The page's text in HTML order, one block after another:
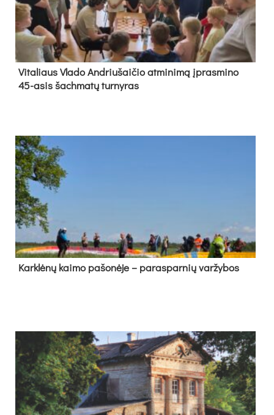
Vi­ta­liaus Vla­do And­riu­šai­čio at­mi­ni­mą įpras­mi­no
45-asis šach­ma­tų tur­ny­ras
Kark­lė­nų kai­mo pa­šo­nė­je – pa­ras­par­nių var­žy­bos